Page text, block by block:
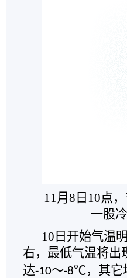
11月8日10点
一股
10 日开始气温
右，最低气温将出
达-10～-8℃，其它